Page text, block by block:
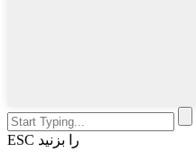
ESC را بزنید